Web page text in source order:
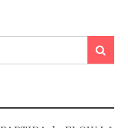
Search